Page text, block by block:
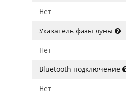
Нет
Указатель фазы луны
Нет
Bluetooth подключение
Нет